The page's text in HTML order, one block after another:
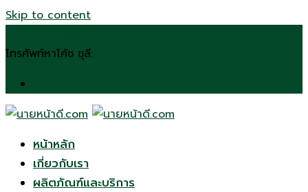
Skip to content
โทรศัพท์หาโค้ช ชุลี:
หน้าหลัก
เกี่ยวกับเรา
ผลิตภัณฑ์และบริการ